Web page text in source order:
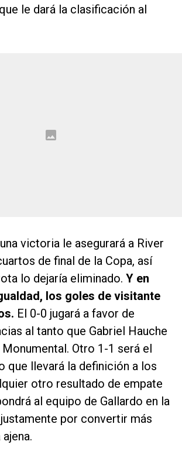
le dará la clasificación al
victoria le asegurará a River
de final de la Copa, así
lo dejaría eliminado. Y en
los goles de visitante
El 0-0 jugará a favor de
al tanto que Gabriel Hauche
Otro 1-1 será el
que llevará la definición a los
otro resultado de empate
al equipo de Gallardo en la
por convertir más